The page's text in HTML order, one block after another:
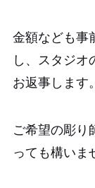
金額なども事
し、スタジオ
お返事します。
ご希望の彫り
っても構いま